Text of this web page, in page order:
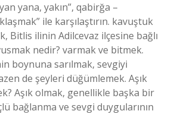
yana, yakın”, qabirğa –
ile karşılaştırın. kavuştuk
Bitlis ilinin Adilcevaz ilçesine bağlı
nedir? varmak ve bitmek.
boynuna sarılmak, sevgiyi
de şeyleri düğümlemek. Aşık
Aşık olmak, genellikle başka bir
bağlanma ve sevgi duygularının